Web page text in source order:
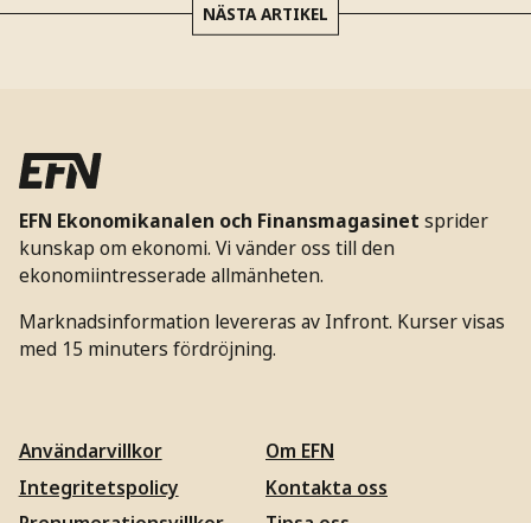
NÄSTA ARTIKEL
EFN Ekonomikanalen och Finansmagasinet sprider
kunskap om ekonomi. Vi vänder oss till den
ekonomiintresserade allmänheten.
Marknadsinformation levereras av Infront. Kurser visas
med 15 minuters fördröjning.
Användarvillkor
Integritetspolicy
Om EFN
Kontakta oss